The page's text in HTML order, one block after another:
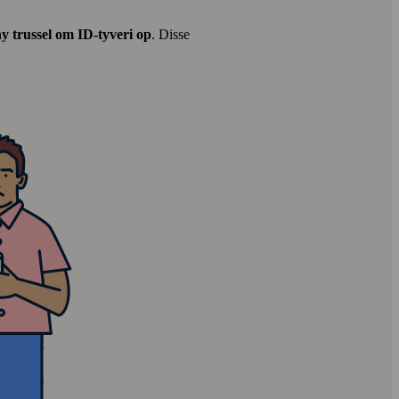
bruddet
oplysninger, der
for at hjælpe dig
trussel om ID-tyveri op. Disse